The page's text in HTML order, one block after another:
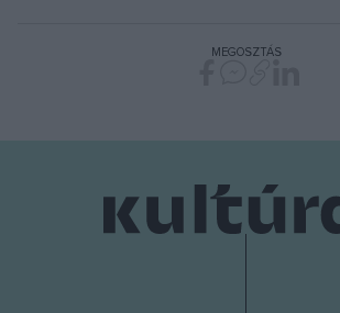
MEGOSZTÁS